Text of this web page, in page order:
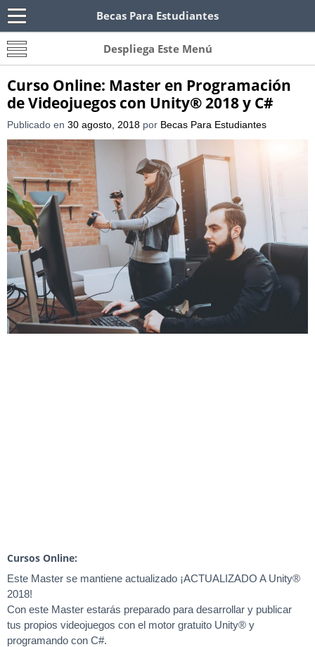
Becas Para Estudiantes
Becas Para Paraguayos
Oferta de becas para Paraguayos. Encuentra las
convocatorias y requisitos de becas para
Despliega Este Menú
Curso Online: Master en Programación
de Videojuegos con Unity® 2018 y C#
Publicado en 30 agosto, 2018 por Becas Para Estudiantes
Cursos Online:
Este Master se mantiene actualizado ¡ACTUALIZADO A Unity®
2018!
Con este Master estarás preparado para desarrollar y publicar
tus propios videojuegos con el motor gratuito Unity® y
programando con C#.